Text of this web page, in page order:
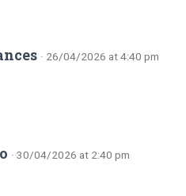
· 26/04/2026 at 4:40 pm
· 30/04/2026 at 2:40 pm